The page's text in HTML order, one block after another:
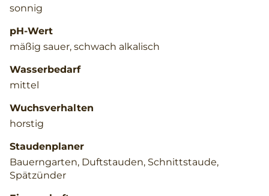
sonnig
pH-Wert
mäßig sauer, schwach alkalisch
Wasserbedarf
mittel
Wuchsverhalten
horstig
Staudenplaner
Bauerngarten, Duftstauden, Schnittstaude,
Spätzünder